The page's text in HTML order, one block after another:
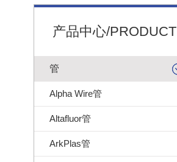
产品中心/PRODUCT
管
Alpha Wire管
Altafluor管
ArkPlas管